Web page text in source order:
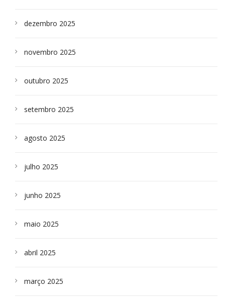
dezembro 2025
novembro 2025
outubro 2025
setembro 2025
agosto 2025
julho 2025
junho 2025
maio 2025
abril 2025
março 2025